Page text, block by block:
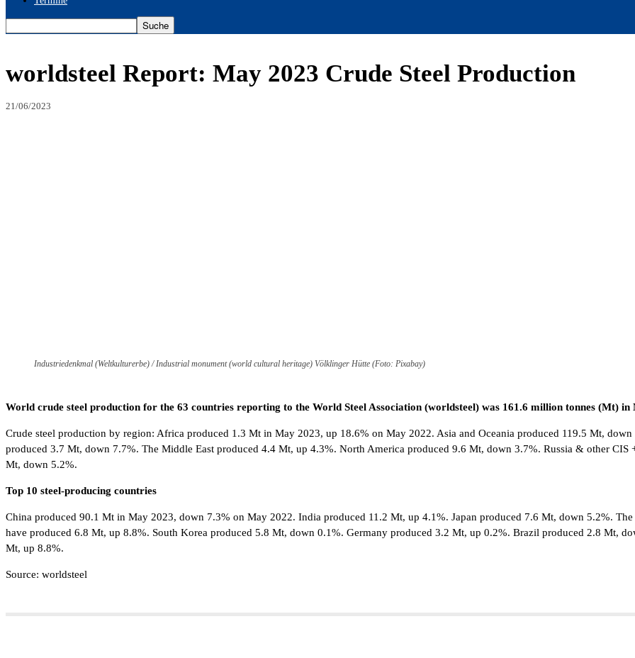
worldsteel Report: May 2023 Crude Steel Production
21/06/2023
Industriedenkmal (Weltkulturerbe) / Industrial monument (world cultural heritage) Völklinger Hütte (Foto: Pixabay)
World crude steel production for the 63 countries reporting to the World Steel Association (worldsteel) was 161.6 million tonnes (Mt)
Crude steel production by region: Africa produced 1.3 Mt in May 2023, up 18.6% on May 2022. Asia and Oceania produced 119.5 Mt,
produced 3.7 Mt, down 7.7%. The Middle East produced 4.4 Mt, up 4.3%. North America produced 9.6 Mt, down 3.7%. Russia & other
Mt, down 5.2%.
Top 10 steel-producing countries
China produced 90.1 Mt in May 2023, down 7.3% on May 2022. India produced 11.2 Mt, up 4.1%. Japan produced 7.6 Mt, down 5.2%.
have produced 6.8 Mt, up 8.8%. South Korea produced 5.8 Mt, down 0.1%. Germany produced 3.2 Mt, up 0.2%. Brazil produced 2.8 Mt,
Mt, up 8.8%.
Source: worldsteel